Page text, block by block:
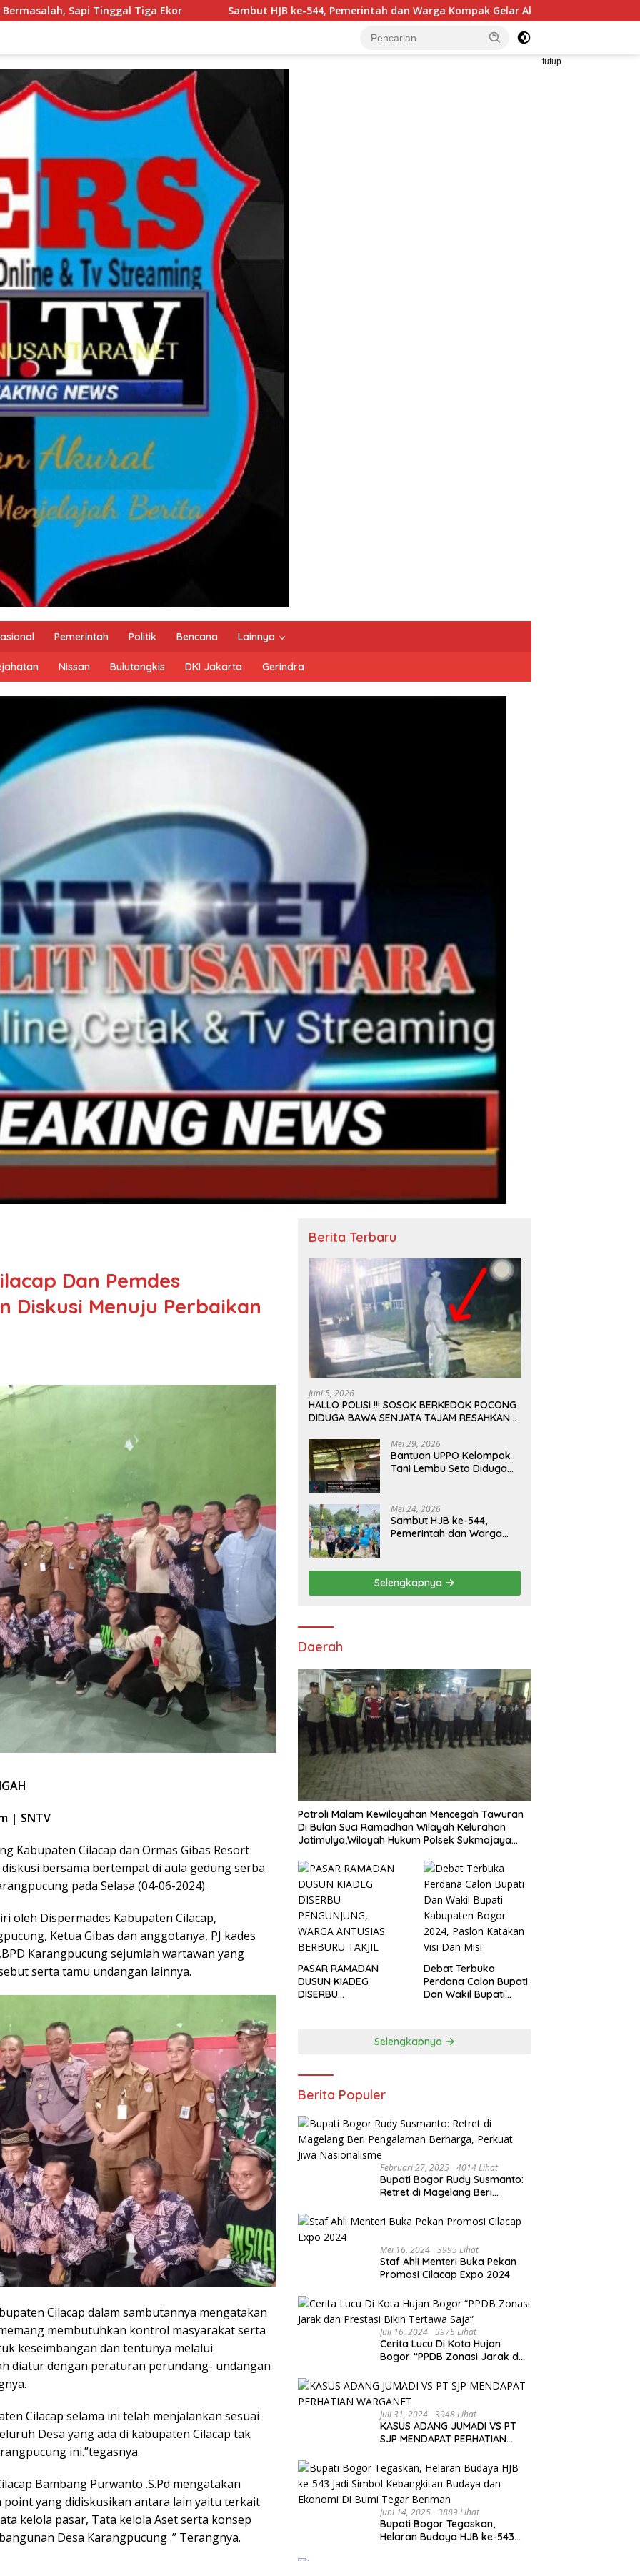
Sambut HJB ke-544, Pemerintah dan Warga Kompak Gelar Aksi Bersih dan Tanam Ribuan Pohon di Jonggol
tutup
Pemerintah Politik Bencana Lainnya
Nissan Bulutangkis DKI Jakarta Gerindra
Dan Pemdes
Diskusi Menuju Perbaikan
| SNTV
Kabupaten Cilacap dan Ormas Gibas Resort
bersama bertempat di aula gedung serba
pada Selasa (04-06-2024).
oleh Dispermades Kabupaten Cilacap,
Ketua Gibas dan anggotanya, PJ kades
Karangpucung sejumlah wartawan yang
serta tamu undangan lainnya.
Cilacap dalam sambutannya mengatakan
membutuhkan kontrol masyarakat serta
keseimbangan dan tentunya melalui
diatur dengan peraturan perundang- undangan
Cilacap selama ini telah menjalankan sesuai
Desa yang ada di kabupaten Cilacap tak
ini.”tegasnya.
Bambang Purwanto .S.Pd mengatakan
point yang didiskusikan antara lain yaitu terkait
kelola pasar, Tata kelola Aset serta konsep
Desa Karangpucung .” Terangnya.
Berita Terbaru
Juni 5, 2026
HALLO POLISI !!! SOSOK BERKEDOK POCONG
DIDUGA BAWA SENJATA TAJAM RESAHKAN
LEBONG
Mei 29, 2026
Bantuan UPPO Kelompok
Tani Lembu Seto Diduga
Mei 24, 2026
Sambut HJB ke-544,
Pemerintah dan Warga
di Jonggol
Selengkapnya
Daerah
Patroli Malam Kewilayahan Mencegah Tawuran
Di Bulan Suci Ramadhan Wilayah Kelurahan
Jatimulya,Wilayah Hukum Polsek Sukmajaya
PASAR RAMADAN
DUSUN KIADEG
DISERBU
Debat Terbuka
Perdana Calon Bupati
Dan Wakil Bupati
Selengkapnya
Berita Populer
Februari 27, 2025 4014 Lihat
Bupati Bogor Rudy Susmanto:
Retret di Magelang Beri
Jiwa Nasionalisme
Mei 16, 2024 3995 Lihat
Staf Ahli Menteri Buka Pekan
Promosi Cilacap Expo 2024
Juli 16, 2024 3975 Lihat
Cerita Lucu Di Kota Hujan
Bogor “PPDB Zonasi Jarak dan
Juli 31, 2024 3948 Lihat
KASUS ADANG JUMADI VS PT
SJP MENDAPAT PERHATIAN
Juni 14, 2025 3889 Lihat
Bupati Bogor Tegaskan,
Helaran Budaya HJB ke-543